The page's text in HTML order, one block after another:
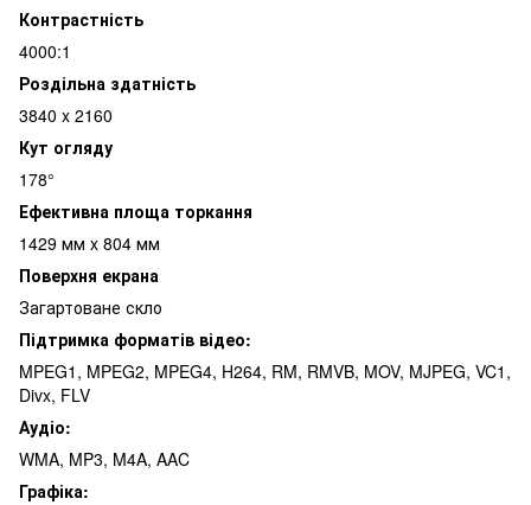
Контрастність
4000:1
Роздільна здатність
3840 x 2160
Кут огляду
178°
Ефективна площа торкання
1429 мм x 804 мм
Поверхня екрана
Загартоване скло
Підтримка форматів відео:
MPEG1, MPEG2, MPEG4, H264, RM, RMVB, MOV, MJPEG, VC1,
Divx, FLV
Аудіо:
WMA, MP3, M4A, AAC
Графіка: